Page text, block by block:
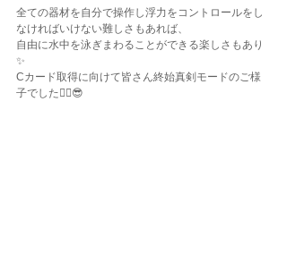
全ての器材を自分で操作し浮力をコントロールをし
なければいけない難しさもあれば、
自由に水中を泳ぎまわることができる楽しさもあり
✨
Cカード取得に向けて皆さん終始真剣モードのご様
子でした❤️‍🔥😎